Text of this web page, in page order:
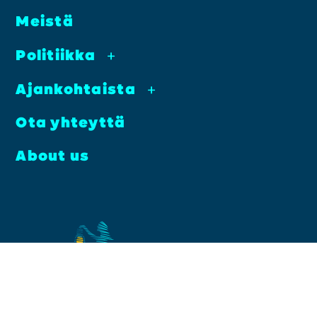
Meis­tä
Poli­tiik­ka
+
Ajan­koh­tais­ta +
Ota yhteyt­tä
About us